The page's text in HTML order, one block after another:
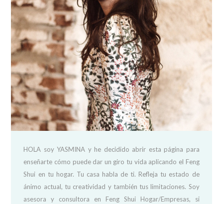
HOLA soy YASMINA y he decidido abrir esta página para
enseñarte cómo puede dar un giro tu vida aplicando el Feng
Shui en tu hogar. Tu casa habla de ti. Refleja tu estado de
ánimo actual, tu creatividad y también tus limitaciones. Soy
asesora y consultora en Feng Shui Hogar/Empresas, si